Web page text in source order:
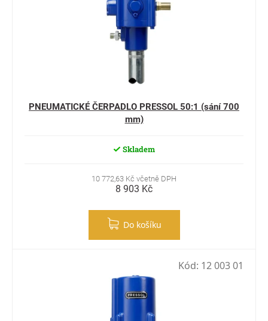
PNEUMATICKÉ ČERPADLO PRESSOL 50:1 (sání 700
mm)
Skladem
10 772,63 Kč včetně DPH
8 903 Kč
Do košíku
Kód: 12 003 01